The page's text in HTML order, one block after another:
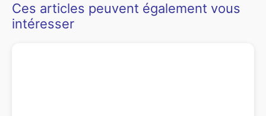
Ces articles peuvent également vous
intéresser